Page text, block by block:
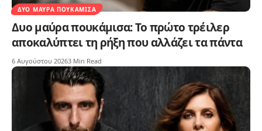
ΔΥΟ ΜΑΎΡΑ ΠΟΥΚΆΜΙΣΑ
Δυο μαύρα πουκάμισα: Το πρώτο τρέιλερ
αποκαλύπτει τη ρήξη που αλλάζει τα πάντα
6 Αυγούστου 20263 Min Read